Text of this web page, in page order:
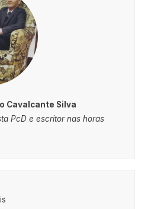
Cavalcante Silva
PcD e escritor nas horas